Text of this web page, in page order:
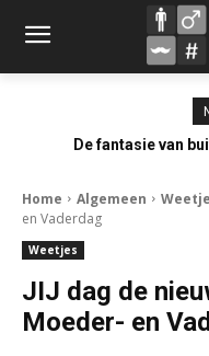
De fantasie van
Home Algemeen
en Vaderdag
Weetjes
JIJ dag de
Moeder- en